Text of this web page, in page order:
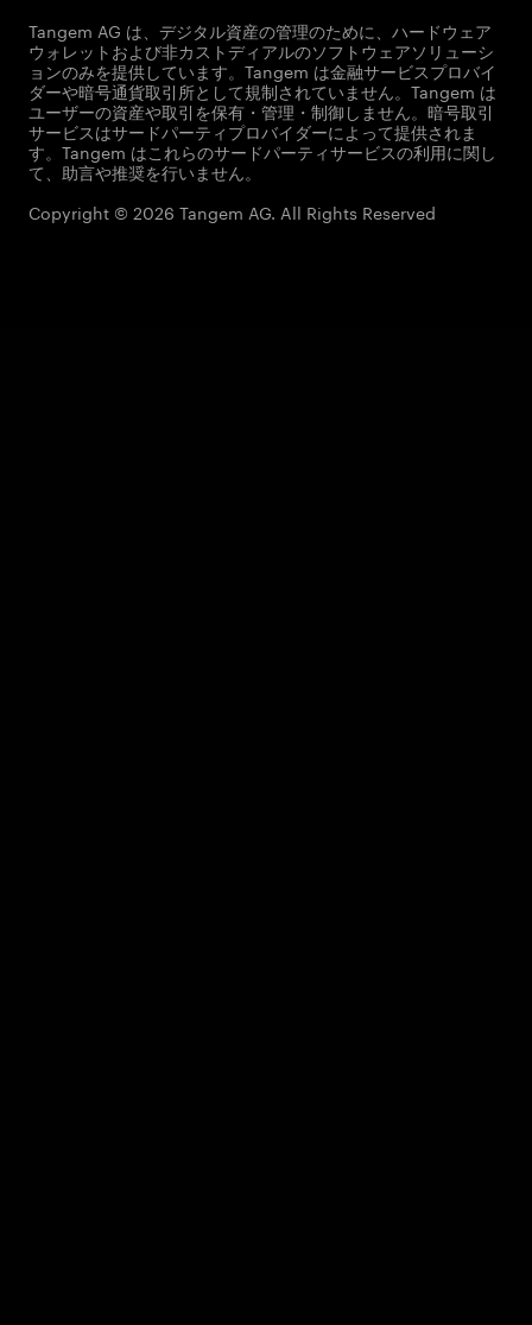
Tangem AG は、デジタル資産の管理のために、ハードウェア
ウォレットおよび非カストディアルのソフトウェアソリューシ
ョンのみを提供しています。Tangem は金融サービスプロバイ
ダーや暗号通貨取引所として規制されていません。Tangem は
ユーザーの資産や取引を保有・管理・制御しません。暗号取引
サービスはサードパーティプロバイダーによって提供されま
す。Tangem はこれらのサードパーティサービスの利用に関し
て、助言や推奨を行いません。